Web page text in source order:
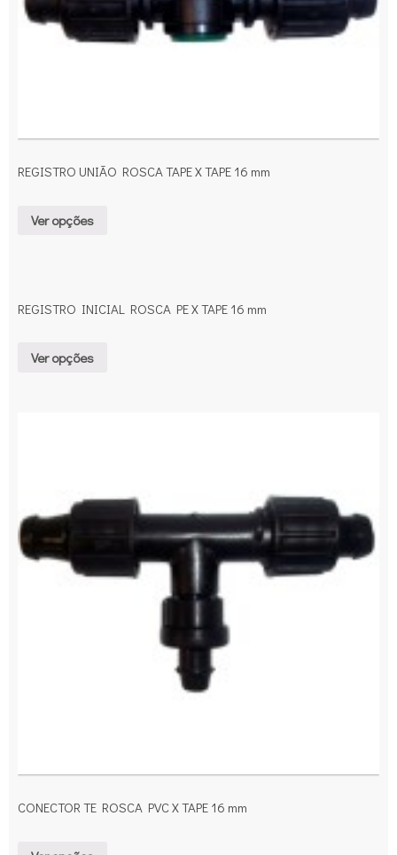
REGISTRO UNIÃO ROSCA TAPE X TAPE 16 mm
Ver opções
REGISTRO INICIAL ROSCA PE X TAPE 16 mm
Ver opções
CONECTOR TE ROSCA PVC X TAPE 16 mm